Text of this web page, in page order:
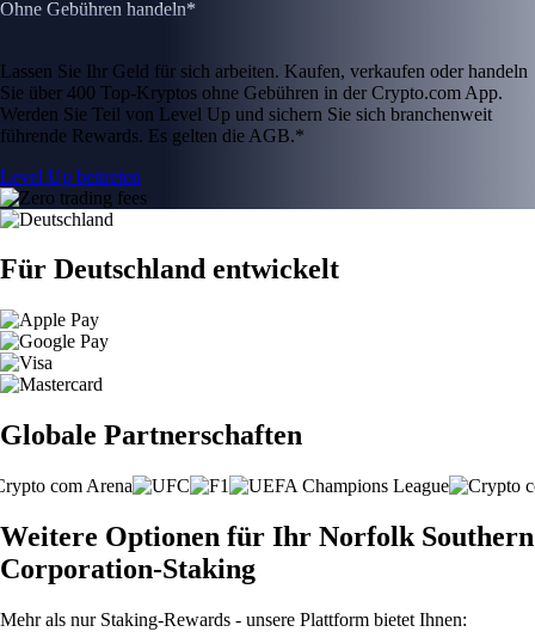
Ohne Gebühren handeln*
Lassen Sie Ihr Geld für sich arbeiten. Kaufen, verkaufen oder handeln
Sie über 400 Top-Kryptos ohne Gebühren in der Crypto.com App.
Werden Sie Teil von Level Up und sichern Sie sich branchenweit
führende Rewards. Es gelten die AGB.*
Level Up beitreten
Für Deutschland entwickelt
Globale Partnerschaften
Weitere Optionen für Ihr Norfolk Southern
Corporation-Staking
Mehr als nur Staking-Rewards - unsere Plattform bietet Ihnen: